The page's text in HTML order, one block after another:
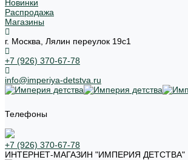
Новинки
Распродажа
Магазины
г. Москва, Лялин переулок 19с1
+7 (926) 370-67-78
info@imperiya-detstva.ru
Телефоны
+7 (926) 370-67-78
ИНТЕРНЕТ-МАГАЗИН "ИМПЕРИЯ ДЕТСТВА"